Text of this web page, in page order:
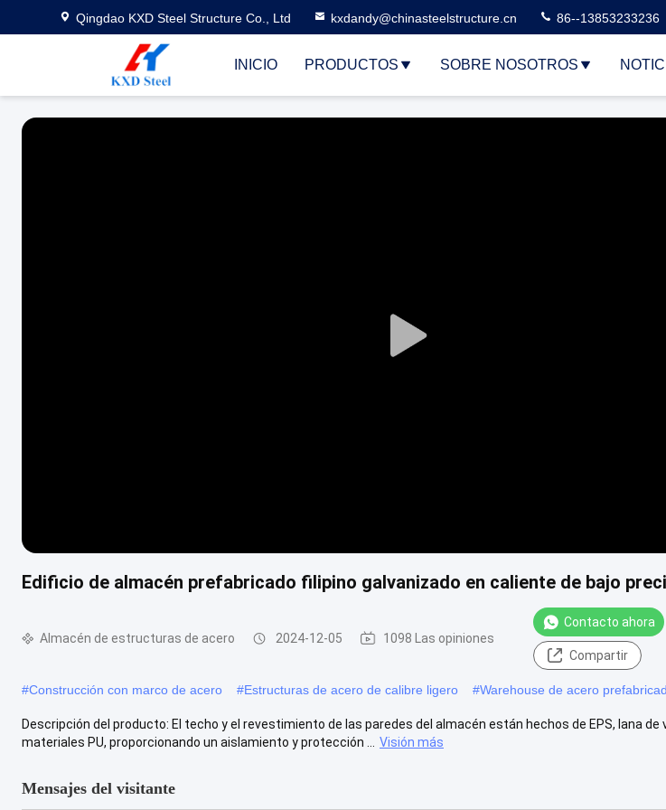
Qingdao KXD Steel Structure Co., Ltd kxdandy@chinasteelstructure.cn 86--13853233236
INICIO PRODUCTOS SOBRE NOSOTROS
Play
Edificio de almacén prefabricado filipino galvanizado en caliente de bajo
Almacén de estructuras de acero 2024-12-05 1098 Las opiniones
Contacto ahora
Compartir
#Construcción con marco de acero #Estructuras de acero de calibre ligero #Warehouse de acero
Descripción del producto: El techo y el revestimiento de las paredes del almacén están hechos de EPS, lana de
materiales PU, proporcionando un aislamiento y protección ...
Visión más
Mensajes del visitante